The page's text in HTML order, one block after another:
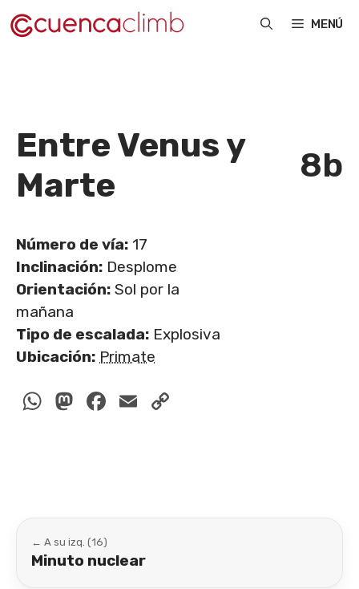
Saltar
al
MENÚ
Entre Venus y
Marte
8b
Número de vía: 17
Inclinación: Desplome
Orientación: Sol por la
mañana
Tipo de escalada: Explosiva
Ubicación: Primate
WhatsApp
Mastodon
Facebook
Email
← A su izq. (16)
Minuto nuclear